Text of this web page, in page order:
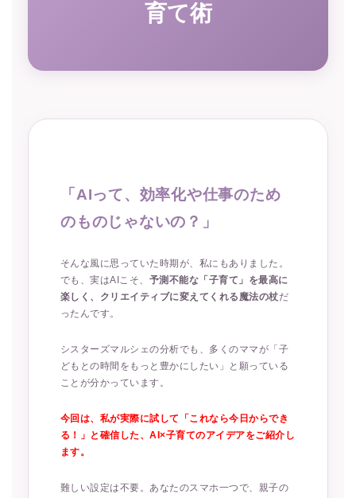
育て術
「AIって、効率化や仕事のため
のものじゃないの？」
そんな風に思っていた時期が、私にもありました。
でも、実はAIこそ、 予測不能な「子育て」を最高に
楽しく、クリエイティブに変えてくれる魔法の杖だ
ったんです。
シスターズマルシェの分析でも、多くのママが「子
どもとの時間をもっと豊かにしたい」と願っている
ことが分かっています。
今回は、私が実際に試して「これなら今日からでき
る！」と確信した、AI×子育てのアイデアをご紹介し
ます。
難しい設定は不要。あなたのスマホ一つで、親子の